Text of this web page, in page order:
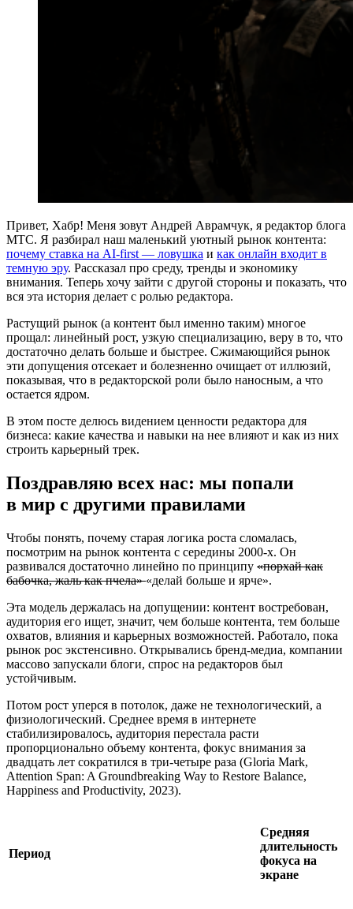
Привет, Хабр! Меня зовут Андрей Аврамчук, я редактор блога
МТС. Я разбирал наш маленький уютный рынок контента:
почему ставка на AI-first — ловушка и как онлайн входит в
темную эру. Рассказал про среду, тренды и экономику
внимания. Теперь хочу зайти с другой стороны и показать, что
вся эта история делает с ролью редактора.
Растущий рынок (а контент был именно таким) многое
прощал: линейный рост, узкую специализацию, веру в то, что
достаточно делать больше и быстрее. Сжимающийся рынок
эти допущения отсекает и болезненно очищает от иллюзий,
показывая, что в редакторской роли было наносным, а что
остается ядром.
В этом посте делюсь видением ценности редактора для
бизнеса: какие качества и навыки на нее влияют и как из них
строить карьерный трек.
Поздравляю всех нас: мы попали
в мир с другими правилами
Чтобы понять, почему старая логика роста сломалась,
посмотрим на рынок контента с середины 2000-х. Он
развивался достаточно линейно по принципу «порхай как
бабочка, жаль как пчела»«делай больше и ярче».
Эта модель держалась на допущении: контент востребован,
аудитория его ищет, значит, чем больше контента, тем больше
охватов, влияния и карьерных возможностей. Работало, пока
рынок рос экстенсивно. Открывались бренд-медиа, компании
массово запускали блоги, спрос на редакторов был
устойчивым.
Потом рост уперся в потолок, даже не технологический, а
физиологический. Среднее время в интернете
стабилизировалось, аудитория перестала расти
пропорционально объему контента, фокус внимания за
двадцать лет сократился в три-четыре раза (Gloria Mark,
Attention Span: A Groundbreaking Way to Restore Balance,
Happiness and Productivity, 2023).
Период
Средняя
длительность
фокуса на
экране